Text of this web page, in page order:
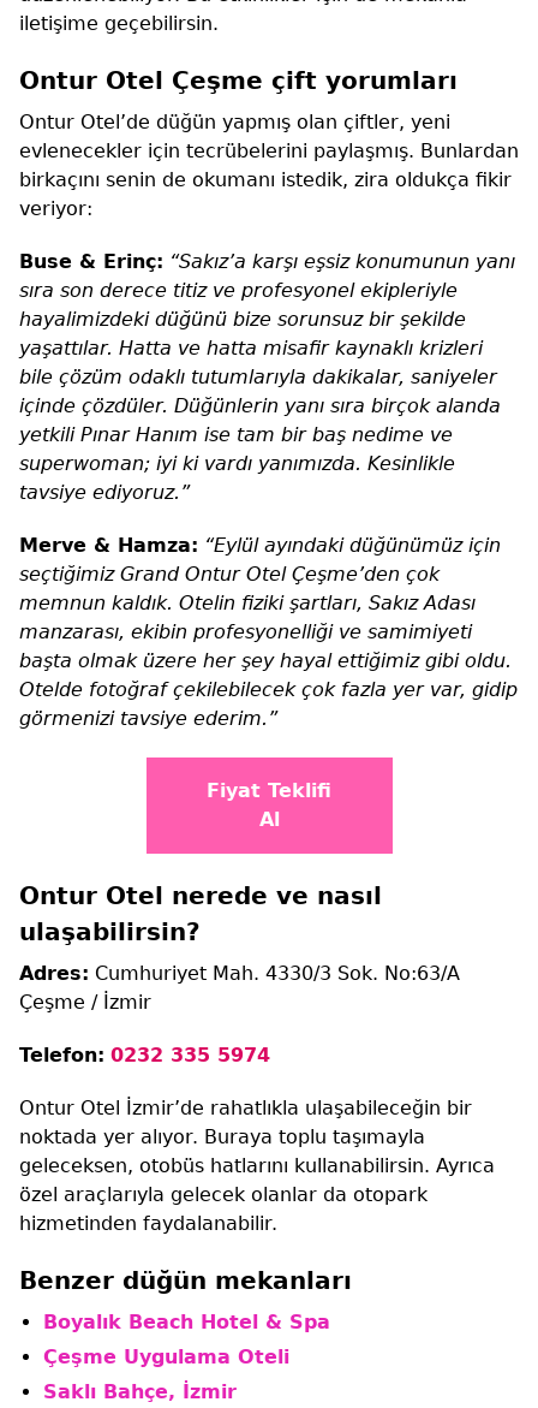
iletişime geçebilirsin.
Ontur Otel Çeşme çift yorumları
Ontur Otel’de düğün yapmış olan çiftler, yeni
evlenecekler için tecrübelerini paylaşmış. Bunlardan
birkaçını senin de okumanı istedik, zira oldukça fikir
veriyor:
Buse & Erinç: “Sakız’a karşı eşsiz konumunun yanı
sıra son derece titiz ve profesyonel ekipleriyle
hayalimizdeki düğünü bize sorunsuz bir şekilde
yaşattılar. Hatta ve hatta misafir kaynaklı krizleri
bile çözüm odaklı tutumlarıyla dakikalar, saniyeler
içinde çözdüler. Düğünlerin yanı sıra birçok alanda
yetkili Pınar Hanım ise tam bir baş nedime ve
superwoman; iyi ki vardı yanımızda. Kesinlikle
tavsiye ediyoruz.”
Merve & Hamza: “Eylül ayındaki düğünümüz için
seçtiğimiz Grand Ontur Otel Çeşme’den çok
memnun kaldık. Otelin fiziki şartları, Sakız Adası
manzarası, ekibin profesyonelliği ve samimiyeti
başta olmak üzere her şey hayal ettiğimiz gibi oldu.
Otelde fotoğraf çekilebilecek çok fazla yer var, gidip
görmenizi tavsiye ederim.”
Fiyat Teklifi
Al
Ontur Otel nerede ve nasıl
ulaşabilirsin?
Adres: Cumhuriyet Mah. 4330/3 Sok. No:63/A
Çeşme / İzmir
Telefon: 0232 335 5974
Ontur Otel İzmir’de rahatlıkla ulaşabileceğin bir
noktada yer alıyor. Buraya toplu taşımayla
geleceksen, otobüs hatlarını kullanabilirsin. Ayrıca
özel araçlarıyla gelecek olanlar da otopark
hizmetinden faydalanabilir.
Benzer düğün mekanları
Boyalık Beach Hotel & Spa
Çeşme Uygulama Oteli
Saklı Bahçe, İzmir